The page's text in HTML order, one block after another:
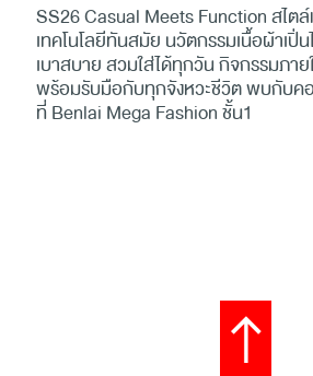
SS26 Casual Meets Function สไต
เทคโนโลยีทันสมัย นวัตกรรมเนื้อผ้าเ
เบาสบาย สวมใส่ได้ทุกวัน กิจกรรมภา
พร้อมรับมือกับทุกจังหวะชีวิต พบกับคอ
ที่ Benlai Mega Fashion ชั้น1